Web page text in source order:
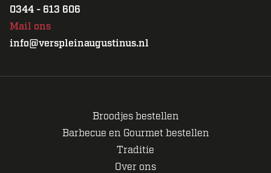
0344 - 613 606
Mail ons
info@verspleinaugustinus.nl
Broodjes bestellen
Barbecue en Gourmet bestellen
Traditie
Over ons